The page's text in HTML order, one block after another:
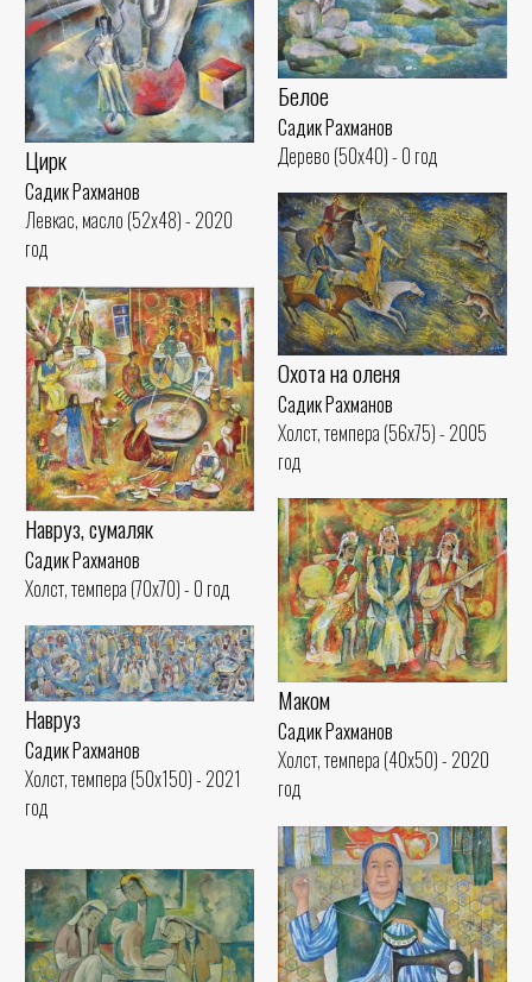
Белое
Садик Рахманов
Дерево (50x40) - 0 год
Цирк
Садик Рахманов
Левкас, масло (52x48) - 2020
год
Охота на оленя
Садик Рахманов
Холст, темпера (56x75) - 2005
год
Навруз, сумаляк
Садик Рахманов
Холст, темпера (70x70) - 0 год
Маком
Садик Рахманов
Холст, темпера (40x50) - 2020
год
Навруз
Садик Рахманов
Холст, темпера (50x150) - 2021
год